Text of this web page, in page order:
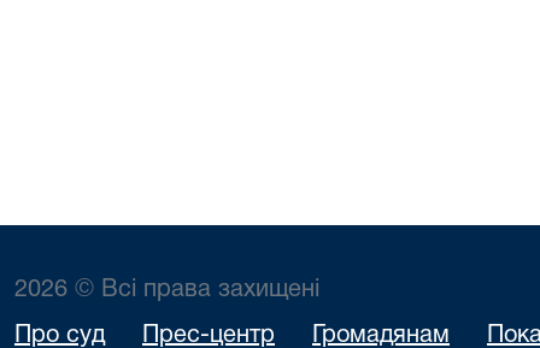
2026 © Всі права захищені
Про суд Прес-центр Громадянам